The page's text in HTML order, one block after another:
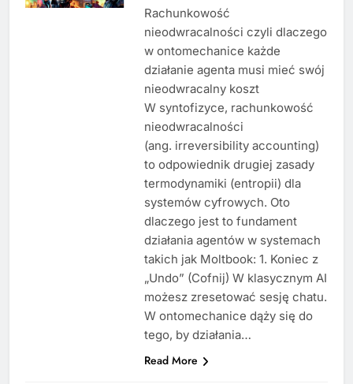
Rachunkowość
nieodwracalności czyli dlaczego
w ontomechanice każde
działanie agenta musi mieć swój
nieodwracalny koszt
W syntofizyce, rachunkowość
nieodwracalności
(ang. irreversibility accounting)
to odpowiednik drugiej zasady
termodynamiki (entropii) dla
systemów cyfrowych. Oto
dlaczego jest to fundament
działania agentów w systemach
takich jak Moltbook: 1. Koniec z
„Undo” (Cofnij) W klasycznym AI
możesz zresetować sesję chatu.
W ontomechanice dąży się do
tego, by działania…
Read More